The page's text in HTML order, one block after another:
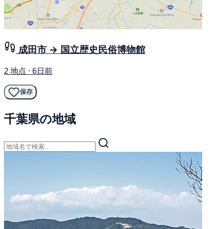
成田市 → 国立歴史民俗博物館
2 地点 · 6日前
保存
千葉県の地域